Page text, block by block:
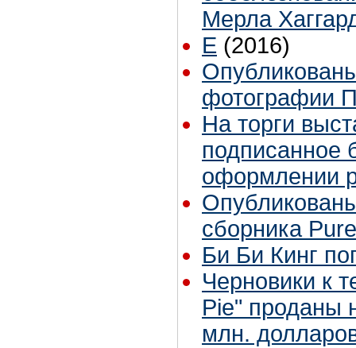
Мерла
E (2016)
фотографии
На торги
подписанное
оформлении
сборника
Би Би Кинг
Черновики к
Pie" проданы
млн.